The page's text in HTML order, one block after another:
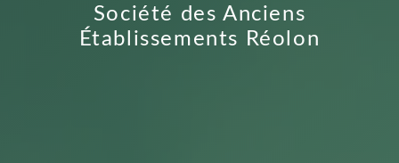
Société des Anciens
Établissements Réolon